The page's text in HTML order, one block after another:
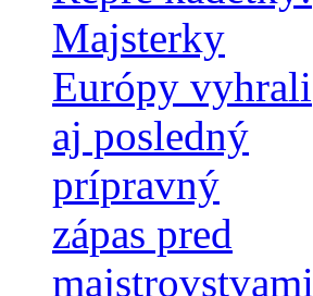
Majsterky
Európy vyhrali
aj posledný
prípravný
zápas pred
majstrovstvami